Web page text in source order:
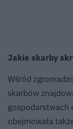
Jakie skarby
Wśród
skarbów
gospodarstwach
obejmowała